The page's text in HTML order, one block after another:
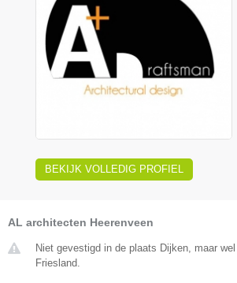
BEKIJK VOLLEDIG PROFIEL
AL architecten Heerenveen
Niet gevestigd in de plaats Dijken, maar
Friesland.